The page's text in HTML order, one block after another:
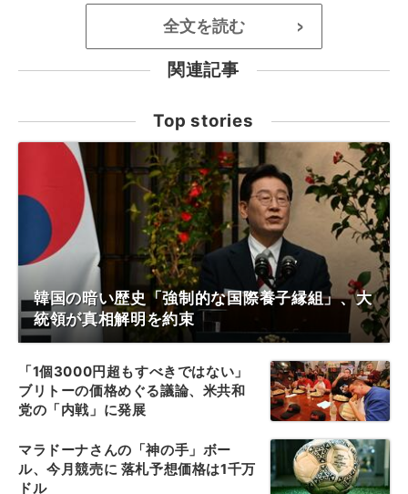
全文を読む >
関連記事
Top stories
韓国の暗い歴史「強制的な国際養子縁組」、大
統領が真相解明を約束
「1個3000円超もすべきではない」
ブリトーの価格めぐる議論、米共和
党の「内戦」に発展
マラドーナさんの「神の手」ボー
ル、今月競売に 落札予想価格は1千万
ドル